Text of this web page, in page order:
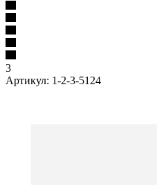
3
Артикул: 1-2-3-5124